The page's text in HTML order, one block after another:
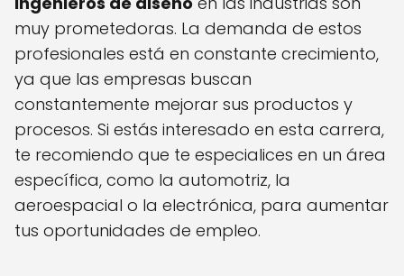
muy prometedoras. La demanda de estos
profesionales está en constante crecimiento,
ya que las empresas buscan
constantemente mejorar sus productos y
procesos. Si estás interesado en esta carrera,
te recomiendo que te especialices en un área
específica, como la automotriz, la
aeroespacial o la electrónica, para aumentar
tus oportunidades de empleo.